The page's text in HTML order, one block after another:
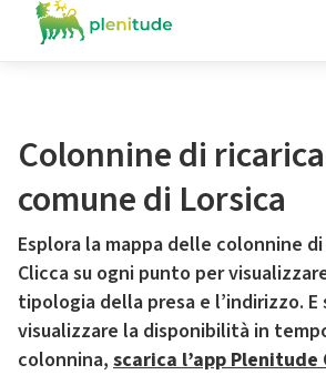
Colonnine di
comune di Lorsica
Esplora la mappa delle colonnine
Clicca su ogni punto per
tipologia della presa e l’indirizzo. E
visualizzare la disponibilità in
colonnina, scarica l’app Plenitude